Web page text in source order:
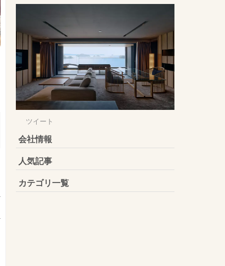
ツイート
会社情報
人気記事
カテゴリ一覧